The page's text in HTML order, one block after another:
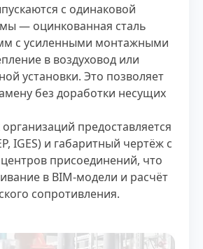
с одинаковой
— оцинкованная сталь
с усиленными монтажными
в воздуховод или
установки. Это позволяет
без доработки несущих
предоставляется
IGES) и габаритный чертёж с
присоединений, что
в BIM-модели и расчёт
сопротивления.